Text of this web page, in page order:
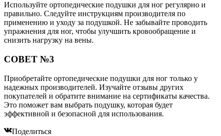
Используйте ортопедические подушки для ног регулярно и
правильно. Следуйте инструкциям производителя по
применению и уходу за подушкой. Не забывайте проводить
упражнения для ног, чтобы улучшить кровообращение и
снизить нагрузку на вены.
СОВЕТ №3
Приобретайте ортопедические подушки для ног только у
надежных производителей. Изучайте отзывы других
покупателей и обратите внимание на сертификаты качества.
Это поможет вам выбрать подушку, которая будет
эффективной и безопасной для использования.
Поделиться